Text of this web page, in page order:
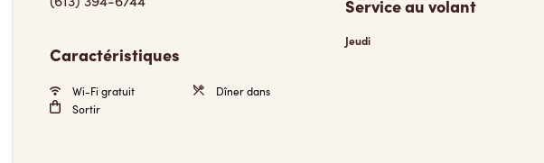
Caractéristiques
Wi-Fi gratuit
Dîner dans
Sortir
Service au volant
Jeudi